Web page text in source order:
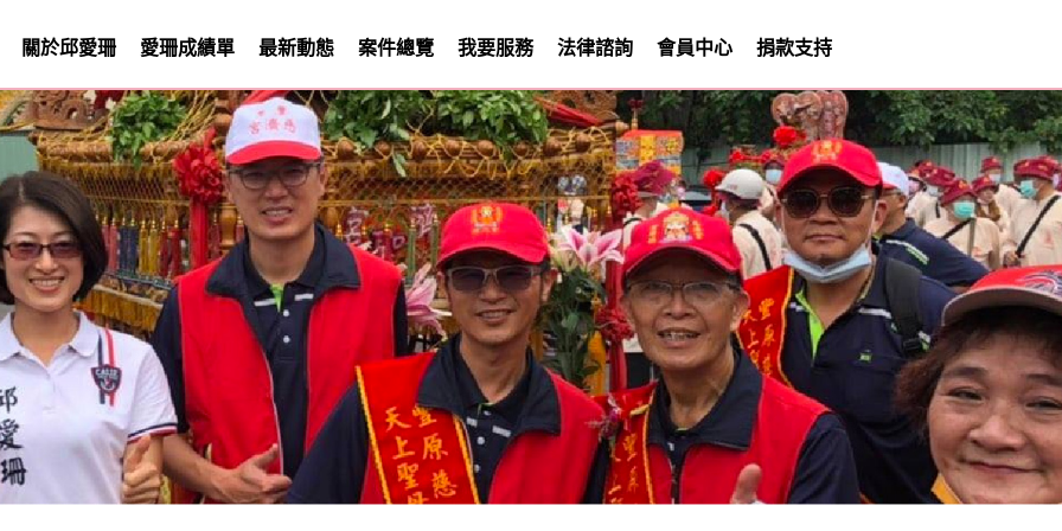
關於邱愛珊 愛珊成績單 最新動態 案件總覽 我要服務 法律諮詢 會員中心 捐款支持